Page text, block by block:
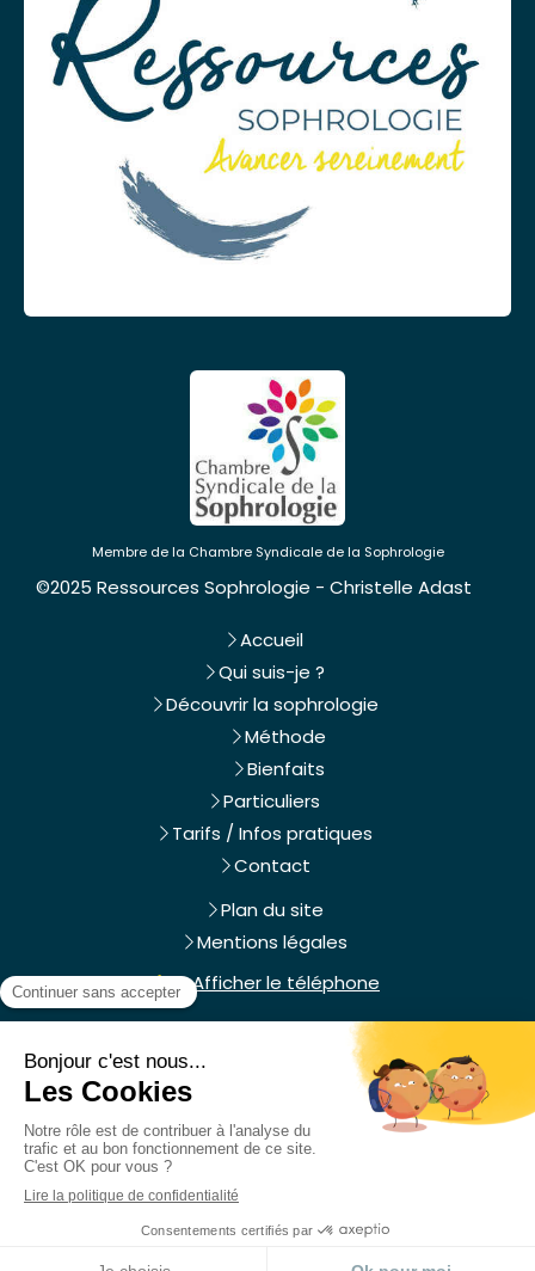
Membre de la Chambre Syndicale de la Sophrologie
©2025 Ressources Sophrologie - Christelle Adast
Accueil
Qui suis-je ?
Découvrir la sophrologie
Méthode
Bienfaits
Particuliers
Tarifs / Infos pratiques
Contact
Plan du site
Mentions légales
Afficher le téléphone
Christelle Adast, sophrologue se rend
domiciledu lundi au vendredi.
Prendre rendez-vous